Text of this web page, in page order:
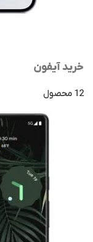
خرید آیفون
12 محصول